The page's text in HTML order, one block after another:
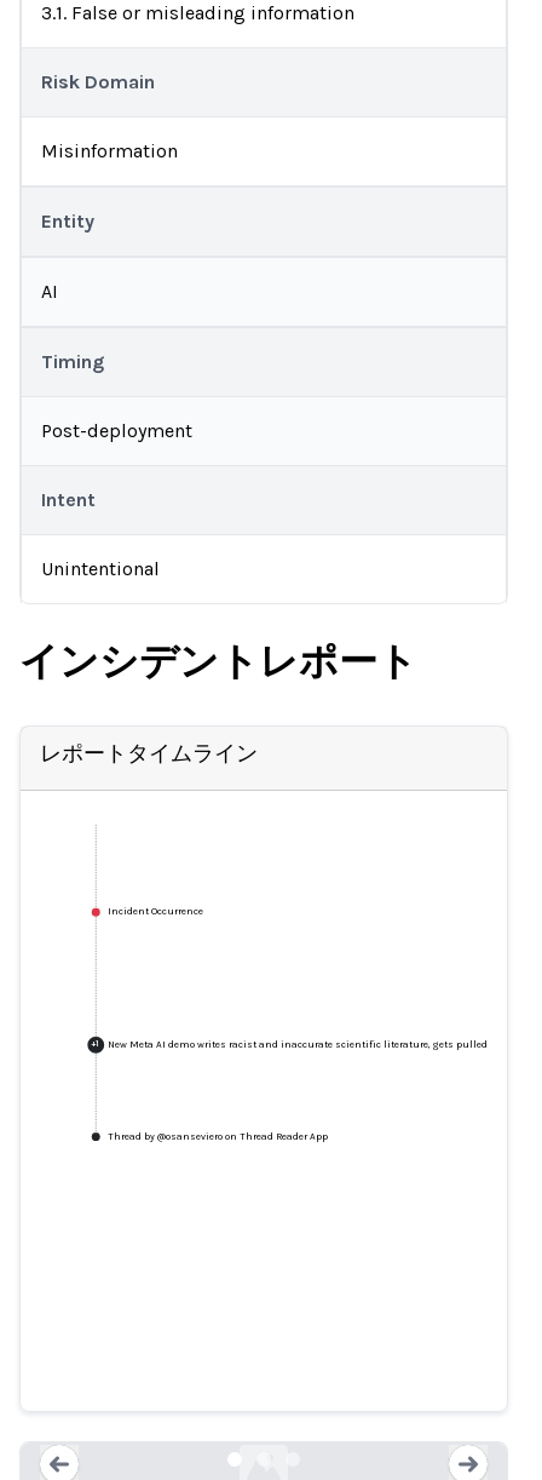
3.1. False or misleading information
Risk Domain
Misinformation
Entity
AI
Timing
Post-deployment
Intent
Unintentional
インシデントレポート
レポートタイムライン
Incident Occurrence
+1 New Meta AI demo writes racist and inaccurate scientific literature, gets pulled
Thread by @osanseviero on Thread Reader App